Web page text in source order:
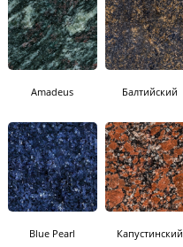
Amadeus Балтийский
Blue Pearl Капустинский